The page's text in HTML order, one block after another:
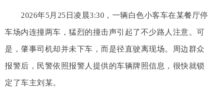
2026年5月25日凌晨3:30，一辆白色小客车在某餐厅停
车场内连撞两车，猛烈的撞击声引起了不少路人注意。可
是，肇事司机却并未下车，而是径直驶离现场。周边群众
报警后，民警依照报警人提供的车辆牌照信息，很快就锁
定了车主刘某。